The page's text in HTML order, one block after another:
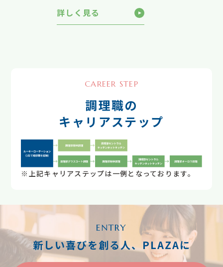
詳しく見る
CAREER STEP
調理職の
キャリアステップ
※上記キャリアステップは一例となっております。
ENTRY
新しい喜びを創る人、PLAZAに